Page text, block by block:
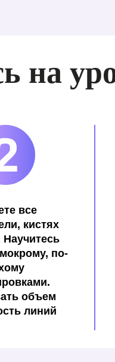
на
все
кистях
Научитесь
по-
объем
линий